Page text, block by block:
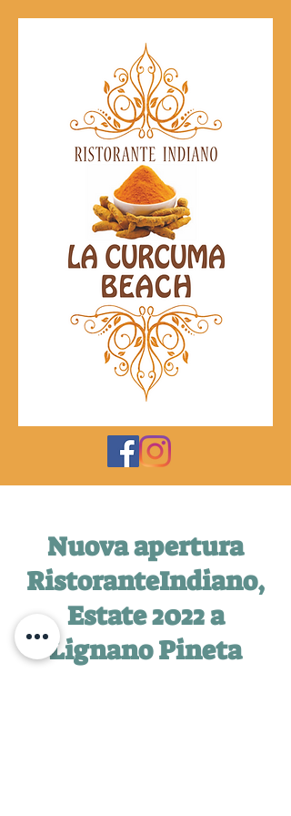
Nuova apertura
RistoranteIndiano,
Estate 2022 a
Lignano Pineta